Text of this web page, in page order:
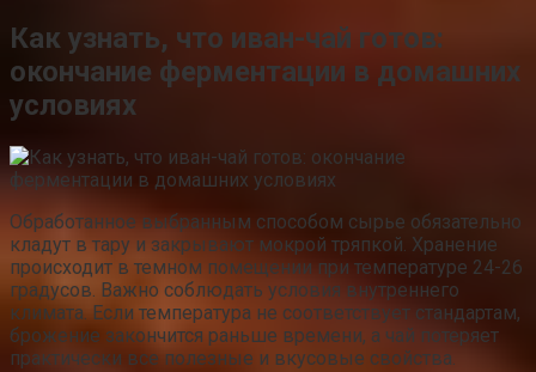
Как узнать, что иван-чай готов:
окончание ферментации в домашних
условиях
Обработанное выбранным способом сырье обязательно
кладут в тару и закрывают мокрой тряпкой. Хранение
происходит в темном помещении при температуре 24-26
градусов. Важно соблюдать условия внутреннего
климата. Если температура не соответствует стандартам,
брожение закончится раньше времени, а чай потеряет
практически все полезные и вкусовые свойства.